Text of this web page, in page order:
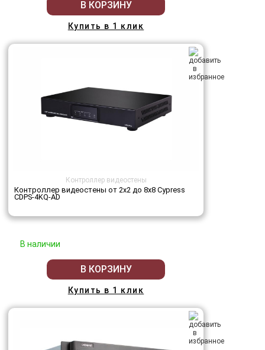
В КОРЗИНУ
Купить в 1 клик
Контроллер видеостены
Контроллер видеостены от 2х2 до 8х8 Cypress
CDPS-4KQ-AD
В наличии
В КОРЗИНУ
Купить в 1 клик